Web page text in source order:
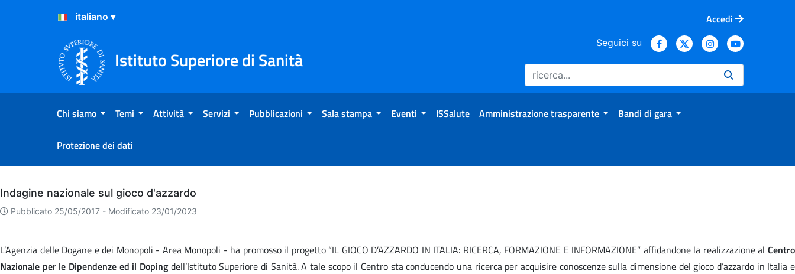
Salta al Contenuto
Salta al Footer
Accedi
Istituto Superiore di Sanità
Seguici su
Chi siamo Temi Attività Servizi Pubblicazioni Sala stampa Eventi ISSalute Amministrazione trasparente Bandi di gara
Protezione dei dati
Archivio
Indagine nazionale sul gioco d'azzardo
Pubblicato 25/05/2017 - Modificato 23/01/2023
L’Agenzia delle Dogane e dei Monopoli - Area Monopoli - ha promosso il progetto “IL GIOCO D’AZZARDO IN ITALIA: RICERCA, FORMAZIONE E INFORMAZIONE” affidandone la realizzazione al Centro
Nazionale per le Dipendenze ed il Doping dell’Istituto Superiore di Sanità. A tale scopo il Centro sta conducendo una ricerca per acquisire conoscenze sulla dimensione del gioco d’azzardo in Italia e